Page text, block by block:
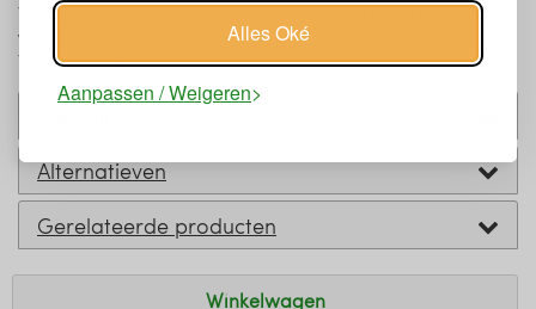
Alles Oké
Aanpassen / Weigeren
Voor de oorsprong van de bamboe die gebruikt voor het maken
van al het Bambu kook- en eetgerei en kinderbestek en het
Veneerware wegwerpservies.
Alternatieven
Gerelateerde producten
Winkelwagen